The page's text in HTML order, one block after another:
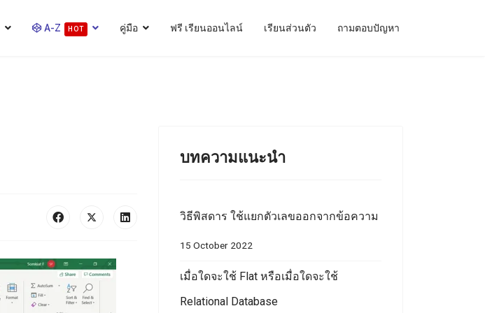
A-Z HOT คู่มือ ฟรี เรียนออนไลน์ เรียนส่วนตัว ถามตอบปัญหา
บทความแนะนำ
วิธีพิสดาร ใช้แยกตัวเลขออกจากข้อความ
15 October 2022
เมื่อใดจะใช้ Flat หรือเมื่อใดจะใช้
Relational Database